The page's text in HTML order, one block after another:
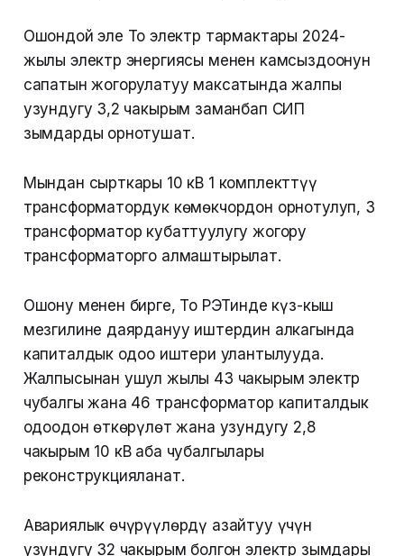
Ошондой эле Тоң электр тармактары 2024-
жылы электр энергиясы менен камсыздоонун
сапатын жогорулатуу максатында жалпы
узундугу 3,2 чакырым заманбап СИП
зымдарды орнотушат.
Мындан сырткары 10 кВ 1 комплекттүү
трансформатордук көмөкчордон орнотулуп, 3
трансформатор кубаттуулугу жогору
трансформаторго алмаштырылат.
Ошону менен бирге, Тоң РЭТинде күз-кыш
мезгилине даярдануу иштердин алкагында
капиталдык оңдоо иштери улантылууда.
Жалпысынан ушул жылы 43 чакырым электр
чубалгы жана 46 трансформатор капиталдык
оңдоодон өткөрүлөт жана узундугу 2,8
чакырым 10 кВ аба чубалгылары
реконструкцияланат.
Авариялык өчүрүүлөрдү азайтуу үчүн
узундугу 32 чакырым болгон электр зымдары